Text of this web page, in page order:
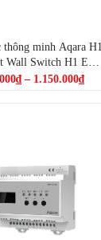
thông minh Aqara H1
Wall Switch H1 EU
(WS-EUK03,
₫ – 1.150.000₫